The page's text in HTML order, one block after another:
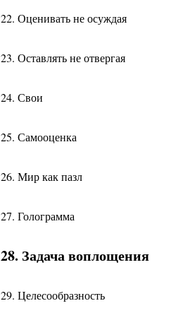
22. Оценивать не осуждая
23. Оставлять не отвергая
24. Свои
25. Самооценка
26. Мир как пазл
27. Голограмма
28. Задача воплощения
29. Целесообразность